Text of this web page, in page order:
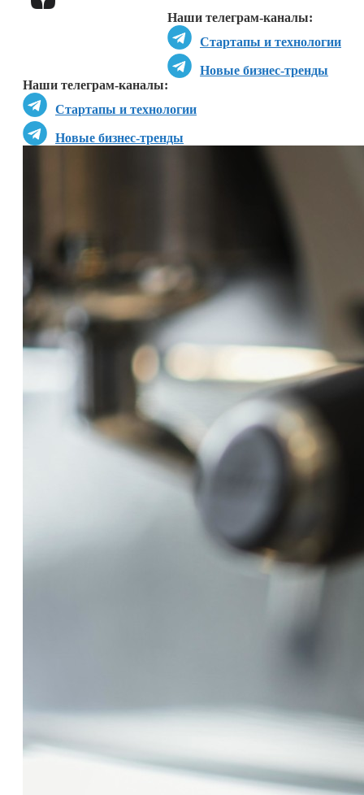
Наши телеграм-каналы:
Стартапы и технологии
Новые бизнес-тренды
Наши телеграм-каналы:
Стартапы и технологии
Новые бизнес-тренды